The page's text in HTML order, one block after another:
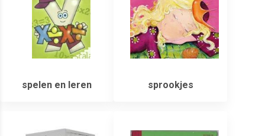
spelen en leren sprookjes